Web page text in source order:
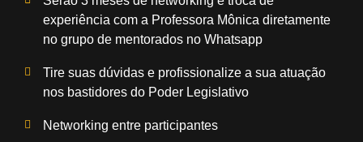
experiência com a Professora Mônica diretamente
no grupo de mentorados no Whatsapp
Tire suas dúvidas e profissionalize a sua atuação
nos bastidores do Poder Legislativo
Networking entre participantes